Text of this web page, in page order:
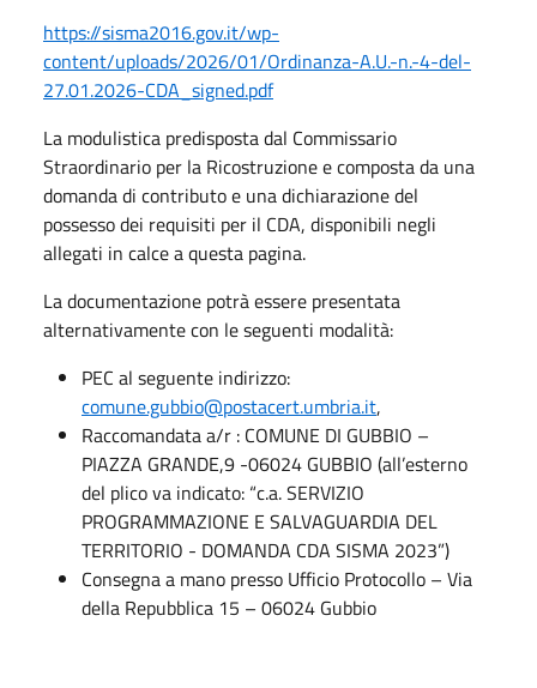
https://sisma2016.gov.it/wp-
content/uploads/2026/01/Ordinanza-A.U.-n.-4-del-
27.01.2026-CDA_signed.pdf
La modulistica predisposta dal Commissario
Straordinario per la Ricostruzione e composta da una
domanda di contributo e una dichiarazione del
possesso dei requisiti per il CDA, disponibili negli
allegati in calce a questa pagina.
La documentazione potrà essere presentata
alternativamente con le seguenti modalità:
PEC al seguente indirizzo:
comune.gubbio@postacert.umbria.it,
Raccomandata a/r : COMUNE DI GUBBIO –
PIAZZA GRANDE,9 -06024 GUBBIO (all’esterno
del plico va indicato: “c.a. SERVIZIO
PROGRAMMAZIONE E SALVAGUARDIA DEL
TERRITORIO - DOMANDA CDA SISMA 2023”)
Consegna a mano presso Ufficio Protocollo – Via
della Repubblica 15 – 06024 Gubbio